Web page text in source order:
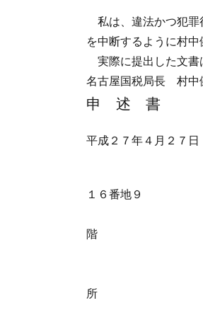
私は、違法かつ犯罪
を中断するように村
実際に提出した文書
名古屋国税局長 村
申 述 書
平成２７年４月２７日
島根県
１６番地９
山
階
株式会
山根
所
税